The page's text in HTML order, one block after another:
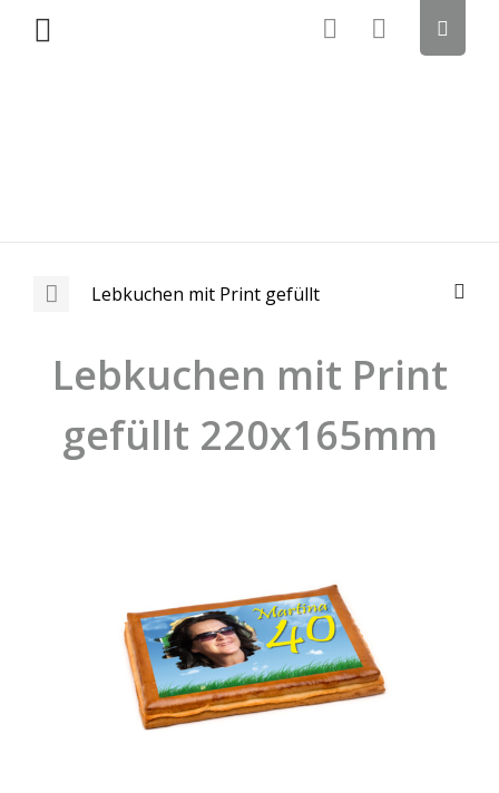
Lebkuchen mit Print gefüllt
Lebkuchen mit Print
gefüllt 220x165mm